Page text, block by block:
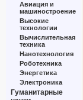
Авиация и
машиностроение
Высокие
технологии
Вычислительная
техника
Нанотехнология
Роботехника
Энергетика
Электроника
Гуманитарные